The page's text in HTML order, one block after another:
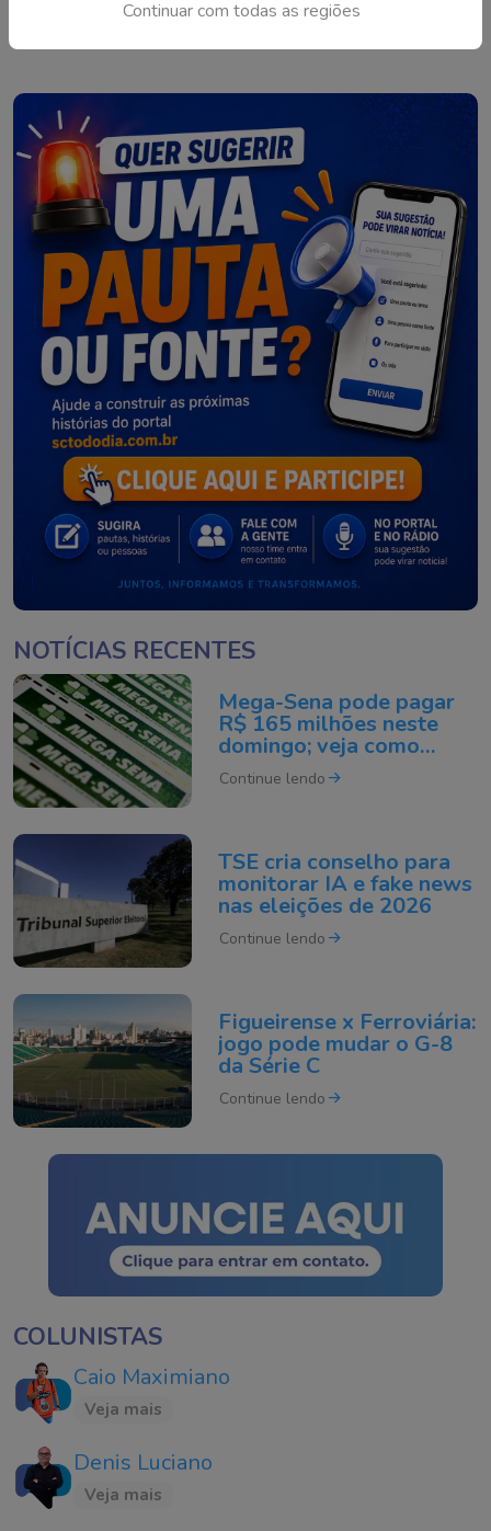
Continuar com todas as regiões
NOTÍCIAS RECENTES
Mega-Sena pode pagar
R$ 165 milhões neste
domingo; veja como
apostar
Continue lendo
TSE cria conselho para
monitorar IA e fake news
nas eleições de 2026
Continue lendo
Figueirense x Ferroviária:
jogo pode mudar o G-8
da Série C
Continue lendo
COLUNISTAS
Caio Maximiano
Veja mais
Denis Luciano
Veja mais